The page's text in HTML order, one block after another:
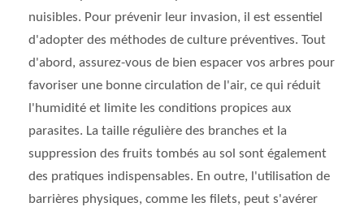
nuisibles. Pour prévenir leur invasion, il est essentiel
d'adopter des méthodes de culture préventives. Tout
d'abord, assurez-vous de bien espacer vos arbres pour
favoriser une bonne circulation de l'air, ce qui réduit
l'humidité et limite les conditions propices aux
parasites. La taille régulière des branches et la
suppression des fruits tombés au sol sont également
des pratiques indispensables. En outre, l'utilisation de
barrières physiques, comme les filets, peut s'avérer